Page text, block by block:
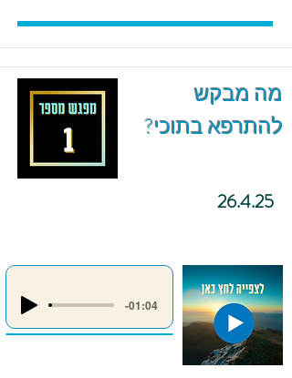
מה מבקש
להתרפא בתוכי?
26.4.25
-01:04